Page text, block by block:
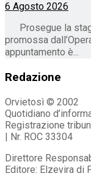
6 Agosto 2026
Prosegue la
promossa
appuntamento è...
Redazione
Orvietosì © 2002
Quotidiano
Registrazione
| Nr. ROC 33304
Direttore
Editore: Elzevira di